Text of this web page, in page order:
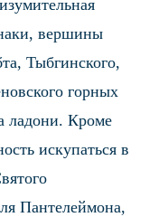
вершины
Тыбгинского,
горных
ладони. Кроме
искупаться в
Пантелеймона,